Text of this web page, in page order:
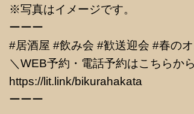
※写真はイメージです。
ーーー
#居酒屋 #飲み会 #歓送迎会 #春の
＼WEB予約・電話予約はこちらか
https://lit.link/bikurahakata
ーーー